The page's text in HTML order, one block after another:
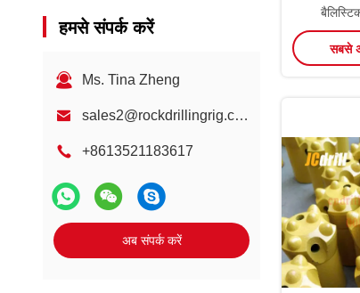
हमसे संपर्क करें
Ms. Tina Zheng
sales2@rockdrillingrig.com
+8613521183617
अब संपर्क करें
सबसे